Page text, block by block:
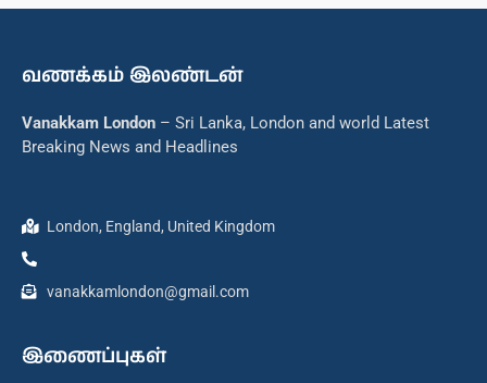
வணக்கம் இலண்டன்
Vanakkam London – Sri Lanka, London and world Latest
Breaking News and Headlines
London, England, United Kingdom
vanakkamlondon@gmail.com
இணைப்புகள்